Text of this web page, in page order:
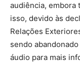
audiência, embora
isso, devido às
Relações
sendo
áudio para mais